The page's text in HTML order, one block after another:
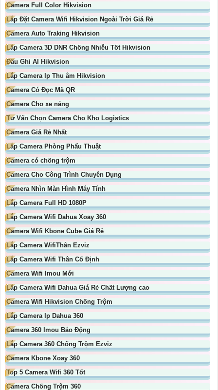
Camera Full Color Hikvision
Lắp Đặt Camera Wifi Hikvision Ngoài Trời Giá Rẻ
Camera Auto Traking Hikvision
Lắp Camera 3D DNR Chống Nhiễu Tốt Hikvision
Đầu Ghi AI Hikvision
Lắp Camera Ip Thu âm Hikvision
Camera Có Đọc Mã QR
Camera Cho xe nâng
Tư Vấn Chọn Camera Cho Kho Logistics
Camera Giá Rẻ Nhất
Lắp Camera Phòng Phẩu Thuật
Camera có chống trộm
Camera Cho Công Trình Chuyên Dụng
Camera Nhìn Màn Hình Máy Tính
Lắp Camera Full HD 1080P
Lắp Camera Wifi Dahua Xoay 360
Camera Wifi Kbone Cube Giá Rẻ
Lắp Camera WifiThân Ezviz
Lắp Camera Wifi Thân Cố Định
Camera Wifi Imou Mới
Lắp Camera Wifi Dahua Giá Rẻ Chất Lượng cao
Camera Wifi Hikvision Chống Trộm
Lắp Camera Ip Dahua 360
Camera 360 Imou Báo Động
Lắp Camera 360 Chống Trộm Ezviz
Camera Kbone Xoay 360
Top 5 Camera Wifi 360 Tốt
Camera Chống Trộm 360